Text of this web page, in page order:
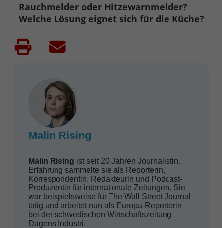
Rauchmelder oder Hitzewarnmelder?
Welche Lösung eignet sich für die Küche?
Malin Rising
Malin Rising ist seit 20 Jahren Journalistin.
Erfahrung sammelte sie als Reporterin,
Korrespondentin, Redakteurin und Podcast-
Produzentin für internationale Zeitungen. Sie
war beispielsweise für The Wall Street Journal
tätig und arbeitet nun als Europa-Reporterin
bei der schwedischen Wirtschaftszeitung
Dagens Industri.